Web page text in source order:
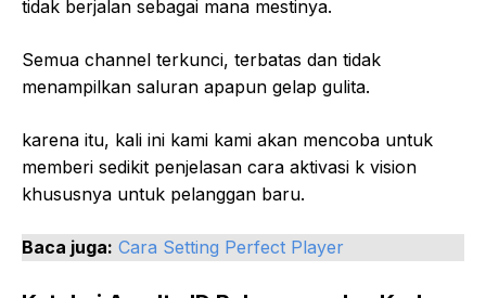
tidak berjalan sebagai mana mestinya.
Semua channel terkunci, terbatas dan tidak
menampilkan saluran apapun gelap gulita.
karena itu, kali ini kami kami akan mencoba untuk
memberi sedikit penjelasan cara aktivasi k vision
khususnya untuk pelanggan baru.
Baca juga: Cara Setting Perfect Player